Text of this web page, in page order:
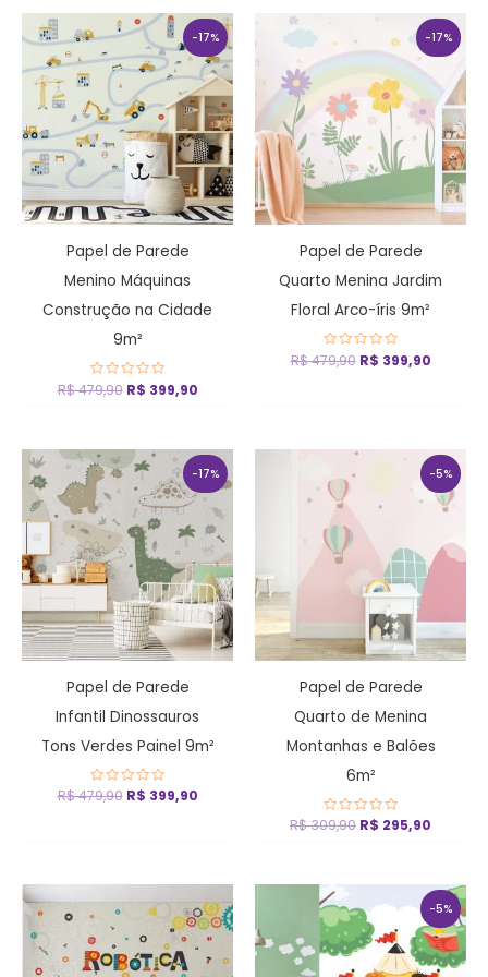
-17%
Papel de Parede
Menino Máquinas
Construção na Cidade
9m²
Avaliação
0
R$479,90
O
preço
original
era:
R$ 479,90.
R$ 399,90
O
preço
atual
é:
R$ 399,90.
-17%
Papel de Parede
Quarto Menina Jardim
Floral Arco-íris 9m²
Avaliação
0
R$479,90
preço
original
era:
R$ 479,90.
R$ 399,90
O
preço
atual
R$
-17%
Papel de Parede
Infantil Dinossauros
Tons Verdes Painel 9m²
Avaliação
0
R$479,90
O
preço
original
era:
R$ 479,90.
R$ 399,90
O
preço
atual
R$ 399,90.
-5%
Papel de Parede
Quarto de Menina
Montanhas e Balões
6m²
Avaliação
0
R$309,90
era:
R$ 295,90
O
preço
atual
é:
-5%
preço
original
era:
R$ 309,90.
O
preço
atual
é:
R$